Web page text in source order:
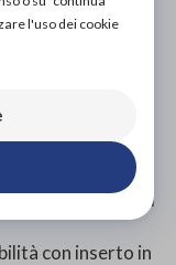
in materiale
BBACK) con
gancio di
del
con inserto in
l'uso dei cookie